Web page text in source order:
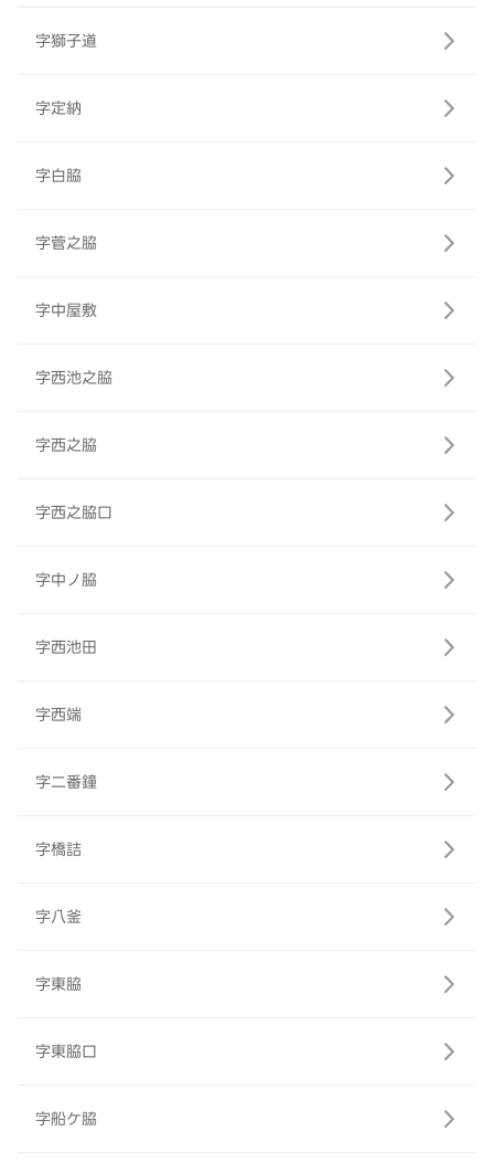
字獅子道
字定納
字白脇
字菅之脇
字中屋敷
字西池之脇
字西之脇
字西之脇口
字中ノ脇
字西池田
字西端
字二番鐘
字橋詰
字八釜
字東脇
字東脇口
字船ケ脇